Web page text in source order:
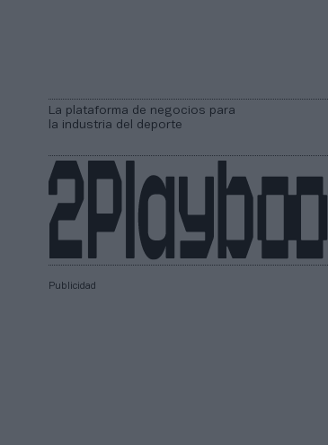
La plataforma de negocios para
la industria del deporte
Publicidad